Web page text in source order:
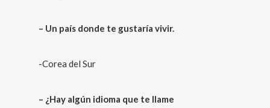
– Un país donde te gustaría vivir.
-Corea del Sur
– ¿Hay algún idioma que te llame